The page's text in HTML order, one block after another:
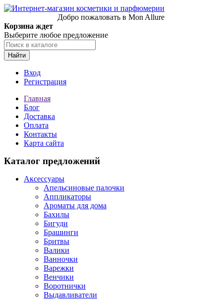
Добро пожаловать в Mon Allure
Корзина ждет
Выберите любое предложение
Найти
Вход
Регистрация
Главная
Блог
Доставка
Оплата
Контакты
Карта сайта
Каталог предложений
Аксессуары
Апельсиновые палочки
Аппликаторы
Ароматы для дома
Бахилы
Бигуди
Брашинги
Бритвы
Валики
Ванночки
Варежки
Венчики
Воротнички
Выдавливатели